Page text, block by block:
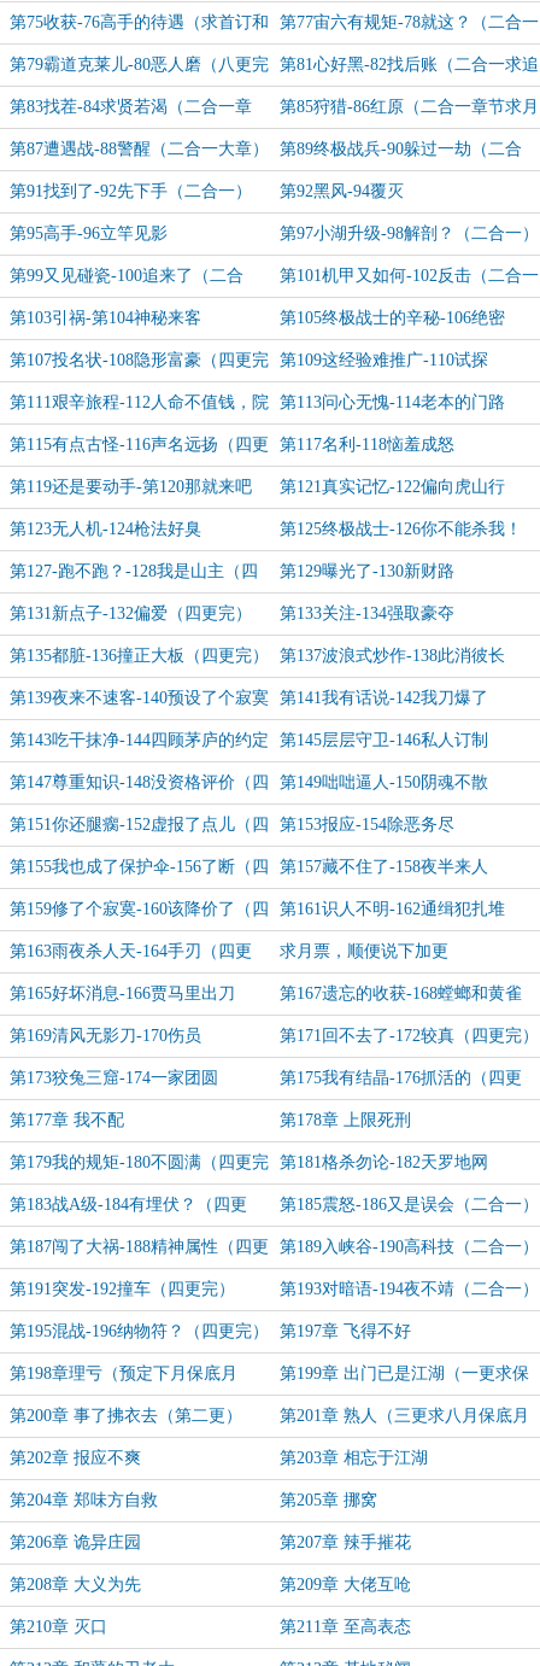
求首订）
第75收获-76高手的待遇（求首订和
月票）
第77宙六有规矩-78就这？（二合一
章节）
第79霸道克莱儿-80恶人磨（八更完
毕）
第81心好黑-82找后账（二合一求追
订和月票）
第83找茬-84求贤若渴（二合一章
节）
第85狩猎-86红原（二合一章节求月
票和追订）
第87遭遇战-88警醒（二合一大章） 第89终极战兵-90躲过一劫（二合
一）
第91找到了-92先下手（二合一） 第92黑风-94覆灭
第95高手-96立竿见影 第97小湖升级-98解剖？（二合一）
第99又见碰瓷-100追来了（二合
一）
第101机甲又如何-102反击（二合一
贺黑天哥）
第103引祸-第104神秘来客 第105终极战士的辛秘-106绝密
第107投名状-108隐形富豪（四更完
毕）
第109这经验难推广-110试探
第111艰辛旅程-112人命不值钱，院
子值钱
第113问心无愧-114老本的门路
第115有点古怪-116声名远扬（四更
完毕）
第117名利-118恼羞成怒
第119还是要动手-第120那就来吧 第121真实记忆-122偏向虎山行
第123无人机-124枪法好臭 第125终极战士-126你不能杀我！
第127-跑不跑？-128我是山主（四
更完毕）
第129曝光了-130新财路
第131新点子-132偏爱（四更完） 第133关注-134强取豪夺
第135都脏-136撞正大板（四更完） 第137波浪式炒作-138此消彼长
第139夜来不速客-140预设了个寂寞
（四更完）
第141我有话说-142我刀爆了
第143吃干抹净-144四顾茅庐的约定
（四更完）
第145层层守卫-146私人订制
第147尊重知识-148没资格评价（四
更完）
第149咄咄逼人-150阴魂不散
第151你还腿瘸-152虚报了点儿（四
更完）
第153报应-154除恶务尽
第155我也成了保护伞-156了断（四
更完）
第157藏不住了-158夜半来人
第159修了个寂寞-160该降价了（四
更完）
第161识人不明-162通缉犯扎堆
第163雨夜杀人天-164手刃（四更
完）
求月票，顺便说下加更
第165好坏消息-166贾马里出刀 第167遗忘的收获-168螳螂和黄雀
（四更完）
第169清风无影刀-170伤员 第171回不去了-172较真（四更完）
第173狡兔三窟-174一家团圆 第175我有结晶-176抓活的（四更
完）
第177章 我不配 第178章 上限死刑
第179我的规矩-180不圆满（四更完
毕）
第181格杀勿论-182天罗地网
第183战A级-184有埋伏？（四更
完）
第185震怒-186又是误会（二合一）
第187闯了大祸-188精神属性（四更
完）
第189入峡谷-190高科技（二合一）
第191突发-192撞车（四更完） 第193对暗语-194夜不靖（二合一）
第195混战-196纳物符？（四更完） 第197章 飞得不好
第198章理亏（预定下月保底月
票）
第199章 出门已是江湖（一更求保
底月票）
第200章 事了拂衣去（第二更） 第201章 熟人（三更求八月保底月
票）
第202章 报应不爽 第203章 相忘于江湖
第204章 郑味方自救 第205章 挪窝
第206章 诡异庄园 第207章 辣手摧花
第208章 大义为先 第209章 大佬互呛
第210章 灭口 第211章 至高表态